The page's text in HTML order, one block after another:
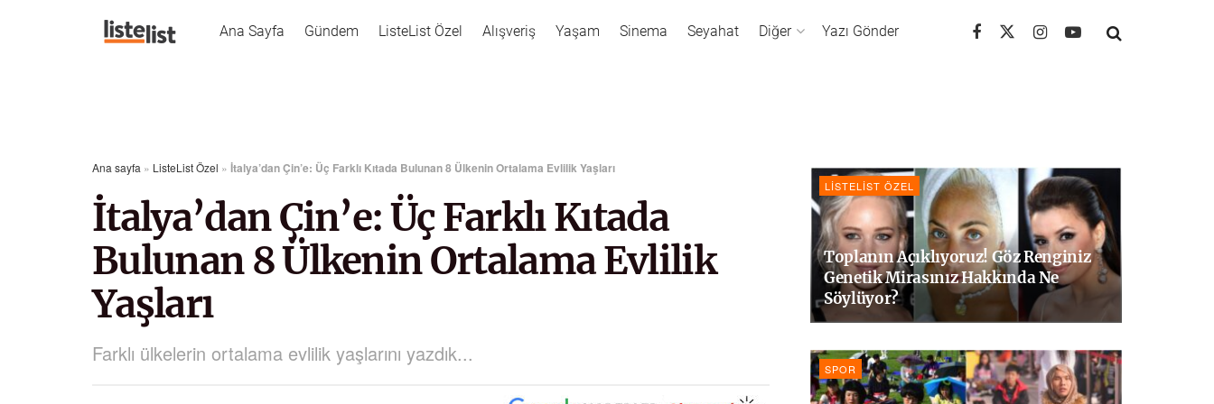
Ana Sayfa Gündem ListeList Özel Alışveriş Yaşam Sinema Seyahat Diğer Yazı Gönder
Ana sayfa » ListeList Özel » İtalya’dan Çin’e: Üç Farklı Kıtada Bulunan 8 Ülkenin Ortalama Evlilik Yaşları
İtalya’dan Çin’e: Üç Farklı Kıtada
Bulunan 8 Ülkenin Ortalama Evlilik
Yaşları
Farklı ülkelerin ortalama evlilik yaşlarını yazdık...
LISTELIST ÖZEL
Toplanın Açıklıyoruz! Göz Renginiz
Genetik Mirasınız Hakkında Ne
Söylüyor?
SPOR